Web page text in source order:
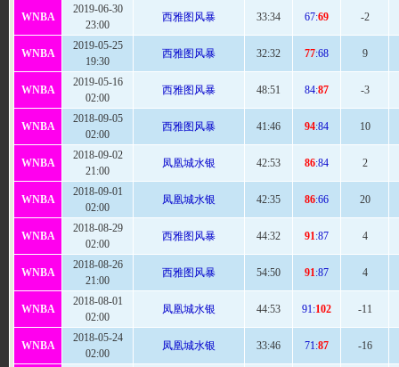
WNBA
2019-06-30
23:00
西雅图风暴 33:34 67:69 -2
WNBA
2019-05-25
19:30
西雅图风暴 32:32 77:68 9
WNBA
2019-05-16
02:00
西雅图风暴 48:51 84:87 -3
WNBA
2018-09-05
02:00
西雅图风暴 41:46 94:84 10
WNBA
2018-09-02
21:00
凤凰城水银 42:53 86:84 2
WNBA
2018-09-01
02:00
凤凰城水银 42:35 86:66 20
WNBA
2018-08-29
02:00
西雅图风暴 44:32 91:87 4
WNBA
2018-08-26
21:00
西雅图风暴 54:50 91:87 4
WNBA
2018-08-01
02:00
凤凰城水银 44:53 91:102 -11
WNBA
2018-05-24
02:00
凤凰城水银 33:46 71:87 -16